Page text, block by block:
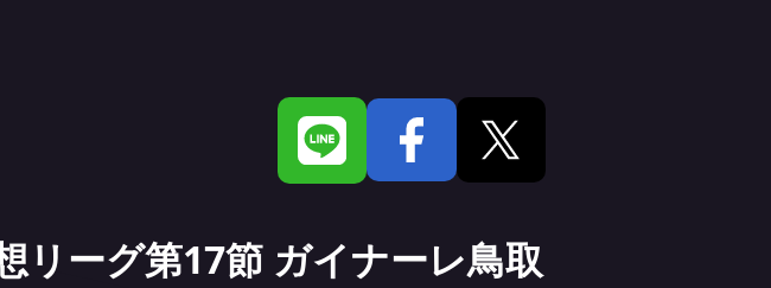
リーグ第17節 ガイナーレ鳥取